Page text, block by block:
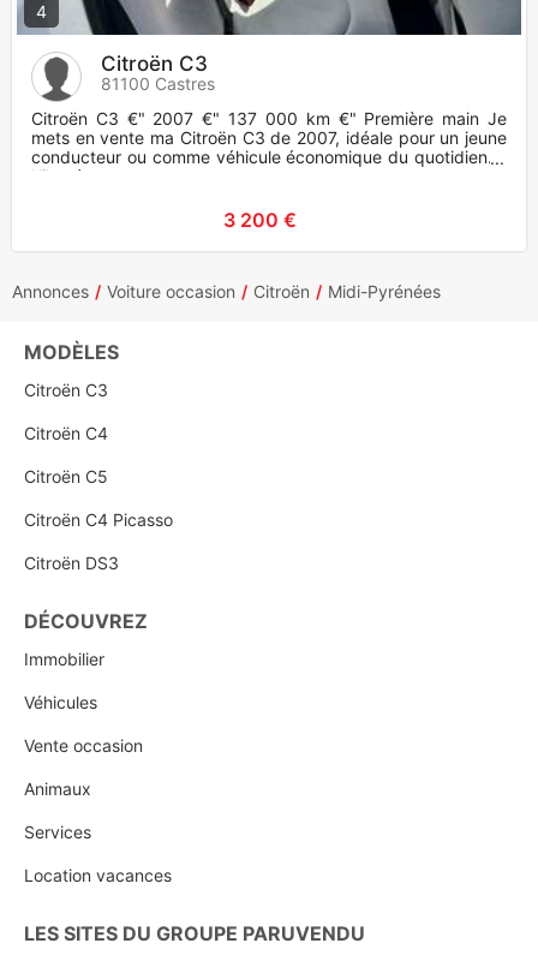
4
Citroën C3
81100 Castres
Citroën C3 €" 2007 €" 137 000 km €" Première main Je
mets en vente ma Citroën C3 de 2007, idéale pour un jeune
conducteur ou comme véhicule économique du quotidien. *
Kilométrage
3 200 €
Annonces Voiture occasion Citroën Midi-Pyrénées
MODÈLES
Citroën C3
Citroën C4
Citroën C5
Citroën C4 Picasso
Citroën DS3
DÉCOUVREZ
Immobilier
Véhicules
Vente occasion
Animaux
Services
Location vacances
LES SITES DU GROUPE PARUVENDU